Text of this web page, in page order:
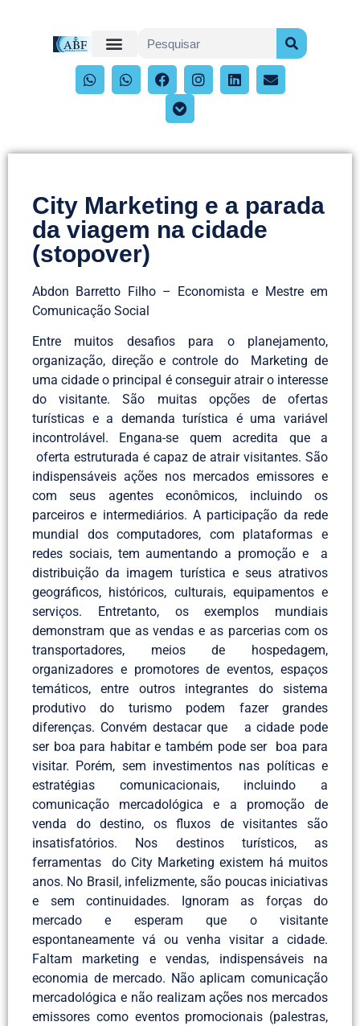
City Marketing e a parada
da viagem na cidade
(stopover)
Abdon Barretto Filho – Economista e Mestre em
Comunicação Social
Entre muitos desafios para o planejamento,
organização, direção e controle do Marketing de
uma cidade o principal é conseguir atrair o interesse
do visitante. São muitas opções de ofertas
turísticas e a demanda turística é uma variável
incontrolável. Engana-se quem acredita que a
oferta estruturada é capaz de atrair visitantes. São
indispensáveis ações nos mercados emissores e
com seus agentes econômicos, incluindo os
parceiros e intermediários. A participação da rede
mundial dos computadores, com plataformas e
redes sociais, tem aumentando a promoção e a
distribuição da imagem turística e seus atrativos
geográficos, históricos, culturais, equipamentos e
serviços. Entretanto, os exemplos mundiais
demonstram que as vendas e as parcerias com os
transportadores, meios de hospedagem,
organizadores e promotores de eventos, espaços
temáticos, entre outros integrantes do sistema
produtivo do turismo podem fazer grandes
diferenças. Convém destacar que a cidade pode
ser boa para habitar e também pode ser boa para
visitar. Porém, sem investimentos nas políticas e
estratégias comunicacionais, incluindo a
comunicação mercadológica e a promoção de
venda do destino, os fluxos de visitantes são
insatisfatórios. Nos destinos turísticos, as
ferramentas do City Marketing existem há muitos
anos. No Brasil, infelizmente, são poucas iniciativas
e sem continuidades. Ignoram as forças do
mercado e esperam que o visitante
espontaneamente vá ou venha visitar a cidade.
Faltam marketing e vendas, indispensáveis na
economia de mercado. Não aplicam comunicação
mercadológica e não realizam ações nos mercados
emissores como eventos promocionais (palestras,